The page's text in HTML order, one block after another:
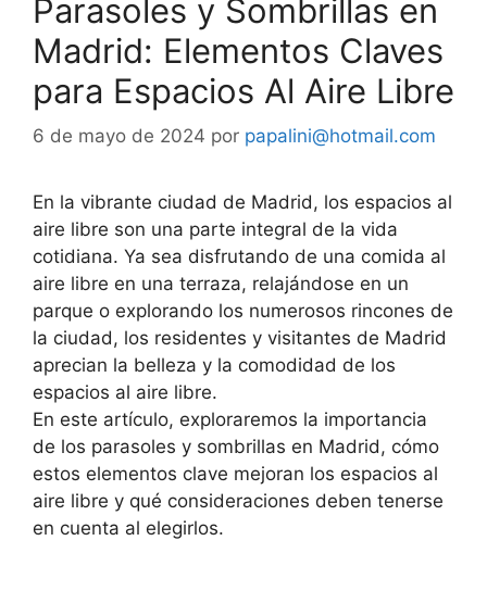
Parasoles y Sombrillas en
Madrid: Elementos Claves
para Espacios Al Aire Libre
6 de mayo de 2024 por papalini@hotmail.com
En la vibrante ciudad de Madrid, los espacios al
aire libre son una parte integral de la vida
cotidiana. Ya sea disfrutando de una comida al
aire libre en una terraza, relajándose en un
parque o explorando los numerosos rincones de
la ciudad, los residentes y visitantes de Madrid
aprecian la belleza y la comodidad de los
espacios al aire libre.
En este artículo, exploraremos la importancia
de los parasoles y sombrillas en Madrid, cómo
estos elementos clave mejoran los espacios al
aire libre y qué consideraciones deben tenerse
en cuenta al elegirlos.